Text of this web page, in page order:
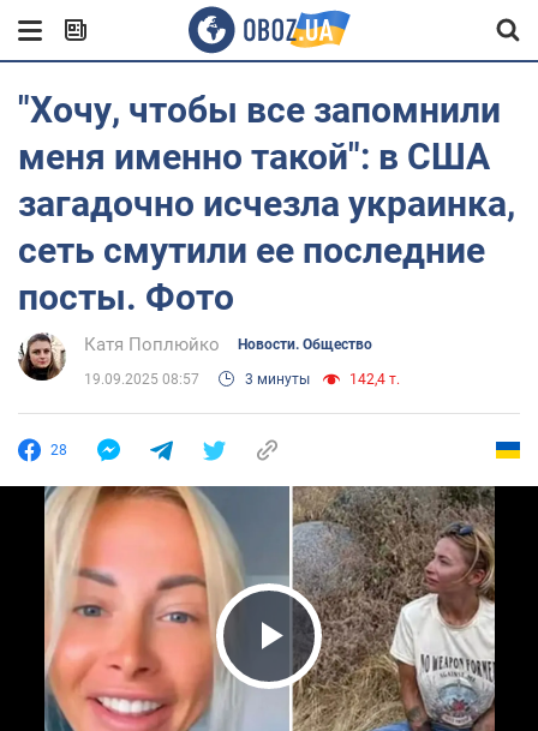
"Хочу, чтобы все запомнили
меня именно такой": в США
загадочно исчезла украинка,
сеть смутили ее последние
посты. Фото
Катя Поплюйко Новости. Общество
19.09.2025 08:57 3 минуты 142,4 т.
28
Play Video